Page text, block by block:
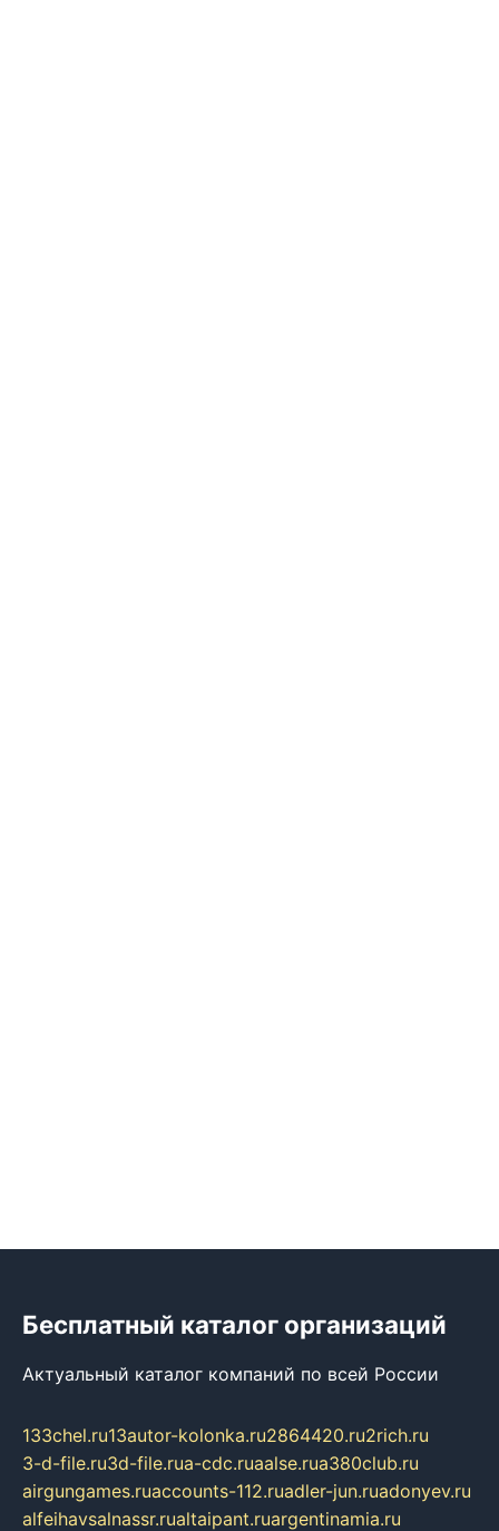
Бесплатный каталог организаций
Актуальный каталог компаний по всей России
133chel.ru13autor-kolonka.ru2864420.ru2rich.ru
3-d-file.ru3d-file.rua-cdc.ruaalse.rua380club.ru
airgungames.ruaccounts-112.ruadler-jun.ruadonyev.ru
alfeihavsalnassr.rualtaipant.ruargentinamia.ru